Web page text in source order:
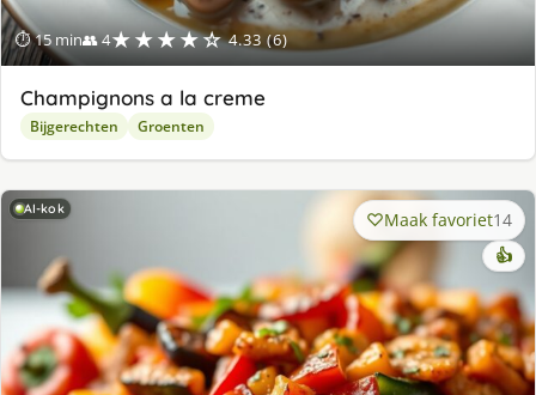
⏱ 15 min👥 4★★★★☆ 4.33 (6)
Champignons a la creme
Bijgerechten Groenten
AI-kok Maak favoriet14
👍